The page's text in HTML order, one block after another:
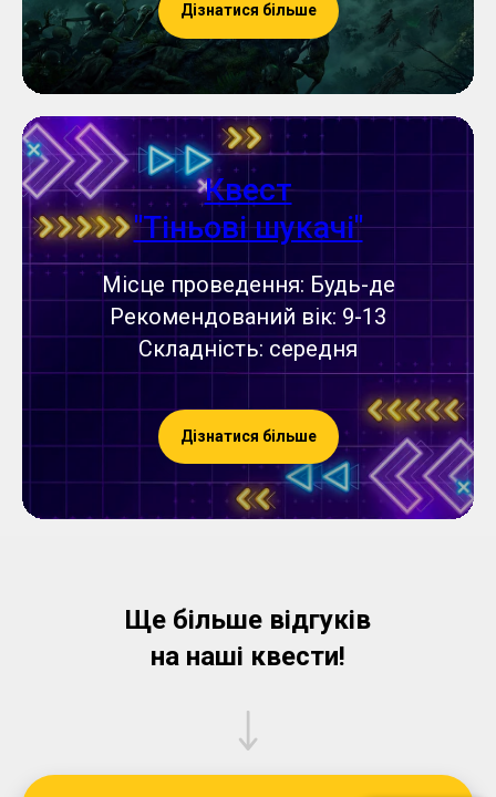
Дізнатися більше
Квест
"Тіньові шукачі"
Місце проведення: Будь-де
Рекомендований вік: 9-13
Складність: середня
Дізнатися більше
Ще більше відгуків
на наші квести!